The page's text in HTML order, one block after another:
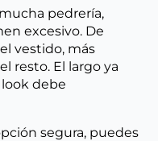
pedrería,
excesivo. De
vestido, más
resto. El largo ya
debe
segura, puedes